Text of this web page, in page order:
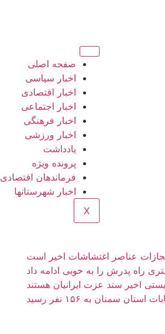
صفحه اصلی
اخبار سیاسی
اخبار اقتصادی
اخبار اجتماعی
اخبار فرهنگی
اخبار ورزشی
یادداشت
پرونده ویژه
فرماندهان اقتصادی
اخبار شهرستانها
X
عناصر اغتشاشات اخیر است
راه پدرش را به خوبی ادامه داد
اخیر سند عزت ایرانیان هستند
سمنان به ۱۵۶ نفر رسید